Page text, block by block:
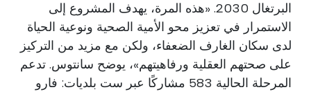
البرتغال 2030. «هذه المرة، يهدف المشروع إلى
الاستمرار في تعزيز محو الأمية الصحية ونوعية الحياة
لدى سكان الغارف الضعفاء، ولكن مع مزيد من التركيز
على صحتهم العقلية ورفاهيتهم»، يوضح سانتوس. تدعم
المرحلة الحالية 583 مشاركًا عبر ست بلديات: فارو